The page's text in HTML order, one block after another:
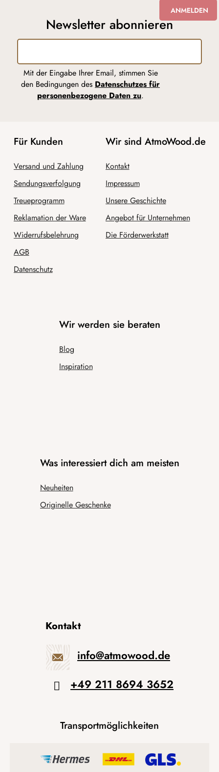
Newsletter abonnieren
Mit der Eingabe Ihrer Email, stimmen Sie
den Bedingungen des Datenschutzes für
personenbezogene Daten zu.
ANMELDEN
Für Kunden
Versand und Zahlung
Sendungsverfolgung
Treueprogramm
Reklamation der Ware
Widerrufsbelehrung
AGB
Datenschutz
Wir sind AtmoWood.de
Kontakt
Impressum
Unsere Geschichte
Angebot für Unternehmen
Die Förderwerkstatt
Wir werden sie beraten
Blog
Inspiration
Was interessiert dich am meisten
Neuheiten
Originelle Geschenke
Kontakt
info@atmowood.de
+49 211 8694 3652
Transportmöglichkeiten